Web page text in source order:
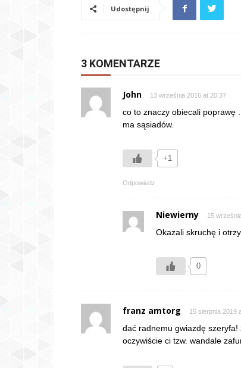
Udostępnij
3 KOMENTARZE
John 13 września 2016 at 20:37
co to znaczy obiecali poprawę
ma sąsiadów.
+1
Odpowiedz
Niewierny 15
Okazali skruchę i
0
franz amtorg 15 sierpnia 2019
dać radnemu gwiazdę
oczywiście ci tzw. wandale